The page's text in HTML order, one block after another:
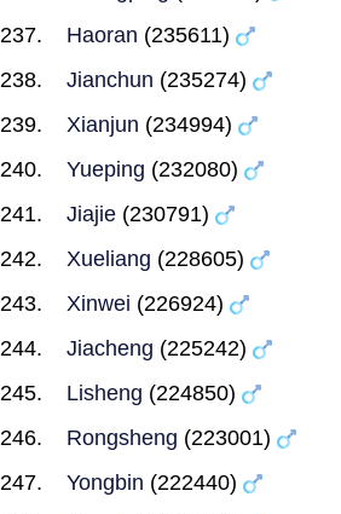
Haoran (235611)
Jianchun (235274)
Xianjun (234994)
Yueping (232080)
Jiajie (230791)
Xueliang (228605)
Xinwei (226924)
Jiacheng (225242)
Lisheng (224850)
Rongsheng (223001)
Yongbin (222440)